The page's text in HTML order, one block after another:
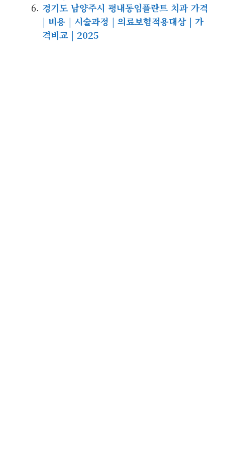
경기도 남양주시 평내동임플란트 치과 가격
| 비용 | 시술과정 | 의료보험적용대상 | 가
격비교 | 2025